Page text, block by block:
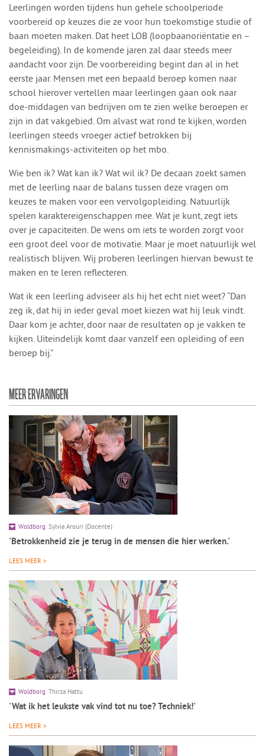
Leerlingen worden tijdens hun gehele schoolperiode
voorbereid op keuzes die ze voor hun toekomstige studie of
baan moeten maken. Dat heet LOB (loopbaanoriëntatie en –
begeleiding). In de komende jaren zal daar steeds meer
aandacht voor zijn. De voorbereiding begint dan al in het
eerste jaar. Mensen met een bepaald beroep komen naar
school hierover vertellen maar leerlingen gaan ook naar
doe-middagen van bedrijven om te zien welke beroepen er
zijn in dat vakgebied. Om alvast wat rond te kijken, worden
leerlingen steeds vroeger actief betrokken bij
kennismakings-activiteiten op het mbo.
Wie ben ik? Wat kan ik? Wat wil ik? De decaan zoekt samen
met de leerling naar de balans tussen deze vragen om
keuzes te maken voor een vervolgopleiding. Natuurlijk
spelen karaktereigenschappen mee. Wat je kunt, zegt iets
over je capaciteiten. De wens om iets te worden zorgt voor
een groot deel voor de motivatie. Maar je moet natuurlijk wel
realistisch blijven. Wij proberen leerlingen hiervan bewust te
maken en te leren reflecteren.
Wat ik een leerling adviseer als hij het echt niet weet? “Dan
zeg ik, dat hij in ieder geval moet kiezen wat hij leuk vindt.
Daar kom je achter, door naar de resultaten op je vakken te
kijken. Uiteindelijk komt daar vanzelf een opleiding of een
beroep bij.”
MEER ERVARINGEN
Woldborg Sylvia Arouri (Docente)
'Betrokkenheid zie je terug in de mensen die hier werken.'
LEES MEER >
Woldborg Thirza Hattu
'Wat ik het leukste vak vind tot nu toe? Techniek!'
LEES MEER >